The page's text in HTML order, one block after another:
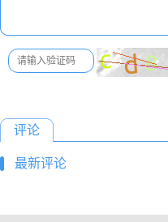
评论
最新评论